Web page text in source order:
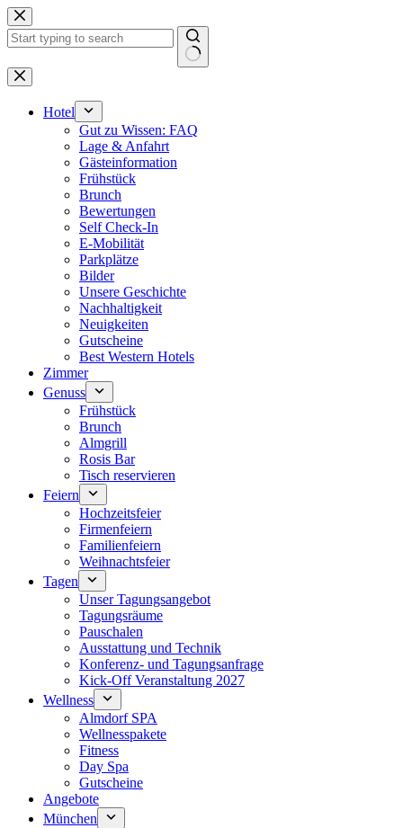
Zum
Inhalt
springen
Keine
Ergebnisse
Hotel
Gut zu Wissen: FAQ
Lage & Anfahrt
Gästeinformation
Frühstück
Brunch
Bewertungen
Self Check-In
E-Mobilität
Parkplätze
Bilder
Unsere Geschichte
Nachhaltigkeit
Neuigkeiten
Gutscheine
Best Western Hotels
Zimmer
Genuss
Frühstück
Brunch
Almgrill
Rosis Bar
Tisch reservieren
Feiern
Hochzeitsfeier
Firmenfeiern
Familienfeiern
Weihnachtsfeier
Tagen
Unser Tagungsangebot
Tagungsräume
Pauschalen
Ausstattung und Technik
Konferenz- und Tagungsanfrage
Kick-Off Veranstaltung 2027
Wellness
Almdorf SPA
Wellnesspakete
Fitness
Day Spa
Gutscheine
Angebote
München